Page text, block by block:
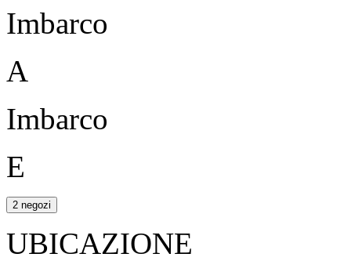
Imbarco
A
Imbarco
E
2 negozi
UBICAZIONE